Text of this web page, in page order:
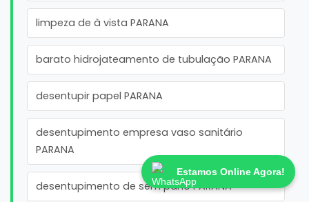
limpeza de à vista PARANA
barato hidrojateamento de tubulação PARANA
desentupir papel PARANA
desentupimento empresa vaso sanitário
PARANA
desentupimento de sem pano PARANA
Estamos Online Agora!